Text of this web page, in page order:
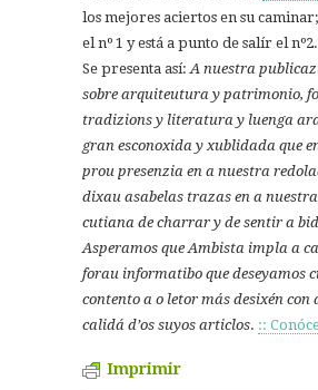
los mejores aciertos en su
el nº 1 y está a punto de salír el nº2.
Se presenta así: A nuestra
sobre arquiteutura y patrimonio,
tradizions y literatura y luenga
gran esconoxida y xublidada que
prou presenzia en a nuestra
dixau asabelas trazas en a
cutiana de charrar y de sentir a
Asperamos que Ambista impla a
forau informatibo que deseyamos
contento a o letor más desixén con
calidá d’os suyos articlos. ::
Imprimir